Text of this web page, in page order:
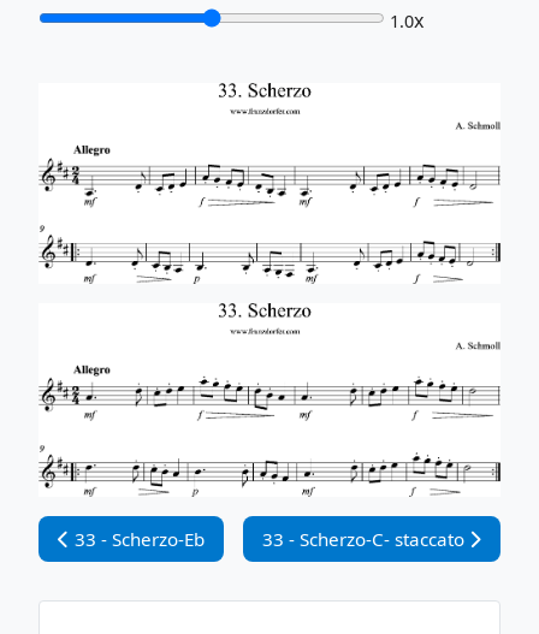
1.0x
Vorheriger Beitrag: 33 - Scherzo-Eb
33 - Scherzo-Eb Nächster Beitrag: 33 - Scherzo-
33 - Scherzo-C- staccato